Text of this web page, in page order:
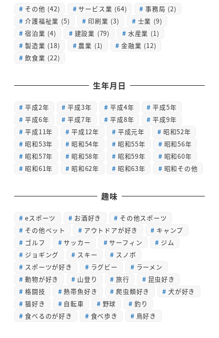
その他 (42) サービス業 (64) 事務局 (2)
介護福祉業 (5) 印刷業 (3) 士業 (9)
宿泊業 (4) 建設業 (79) 水産業 (1)
製造業 (18) 農業 (1) 金融業 (12)
飲食業 (22)
生年月日
平成2年 平成3年 平成4年
平成5年
平成6年
平成7年 平成8年
平成9年
平成11年
平成12年 平成元年
昭和52年
昭和53年
昭和54年 昭和55年
昭和56年
昭和57年
昭和58年 昭和59年
昭和60年
昭和61年
昭和62年 昭和63年 昭和その他
趣味
eスポーツ お酒好き
その他スポーツ
その他ペット
アウトドアが好き
キャンプ
ゴルフ
サッカー サーフィン
ジム
ジョギング
スキー
スノボ
スポーツが好き
ラグビー
ラーメン
動物が好き
山登り 旅行
昆虫好き
格闘技
熱帯魚好き 爬虫類好き
犬が好き
猫好き
自転車 野球
釣り
食べるのが好き
食べ歩き 鳥好き